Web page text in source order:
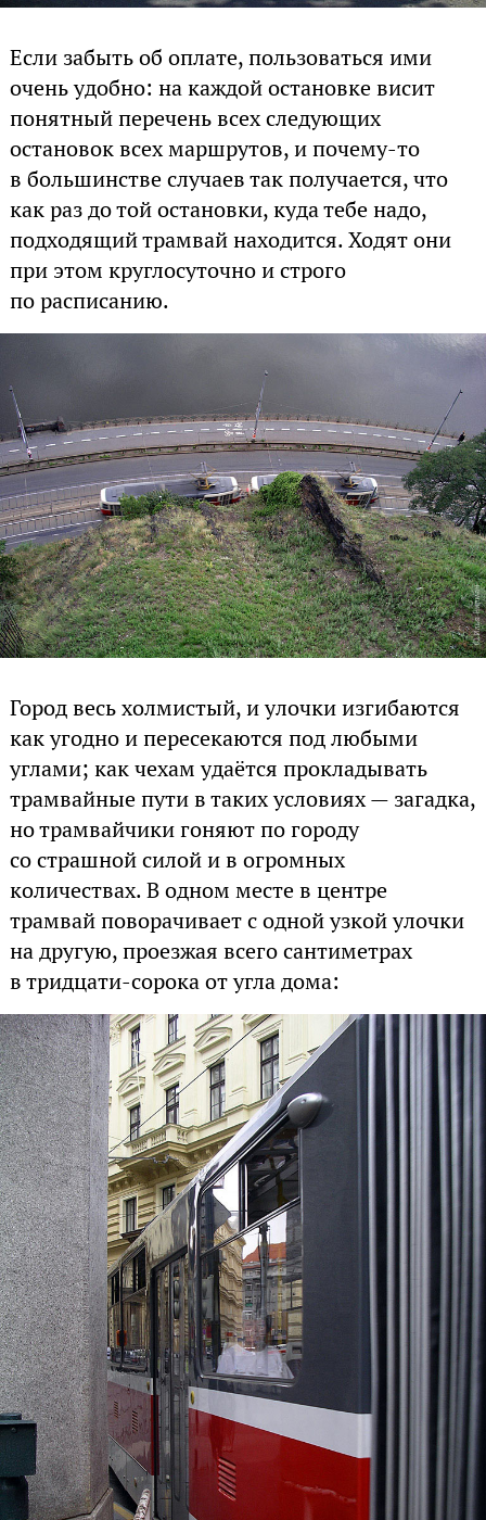
Если забыть об оплате, пользоваться ими
очень удобно: на каждой остановке висит
понятный перечень всех следующих
остановок всех маршрутов, и почему-то
в большинстве случаев так получается, что
как раз до той остановки, куда тебе надо,
подходящий трамвай находится. Ходят они
при этом круглосуточно и строго
по расписанию.
Город весь холмистый, и улочки изгибаются
как угодно и пересекаются под любыми
углами; как чехам удаётся прокладывать
трамвайные пути в таких условиях — загадка,
но трамвайчики гоняют по городу
со страшной силой и в огромных
количествах. В одном месте в центре
трамвай поворачивает с одной узкой улочки
на другую, проезжая всего сантиметрах
в тридцати-сорока от угла дома: